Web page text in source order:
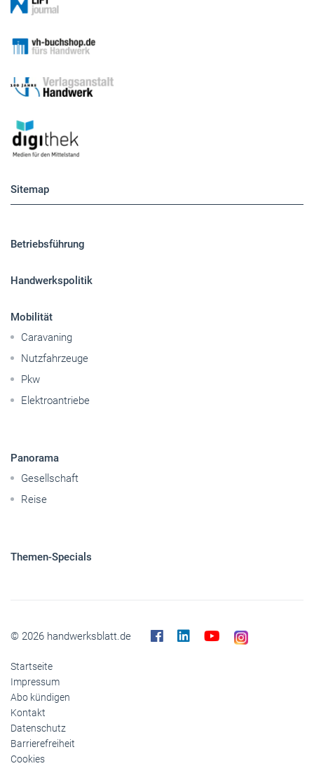
Sitemap
Betriebsführung
Handwerkspolitik
Mobilität
Caravaning
Nutzfahrzeuge
Pkw
Elektroantriebe
Panorama
Gesellschaft
Reise
Themen-Specials
© 2026 handwerksblatt.de
Startseite
Impressum
Abo kündigen
Kontakt
Datenschutz
Barrierefreiheit
Cookies